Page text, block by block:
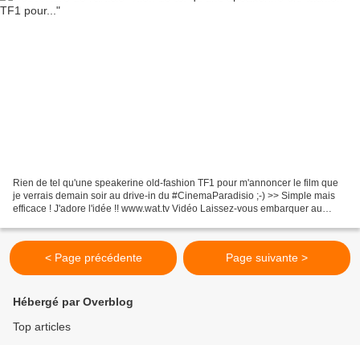
Rien de tel qu'une speakerine old-fashion TF1 pour m'annoncer le film que
je verrais demain soir au drive-in du #CinemaParadisio ;-) >> Simple mais
efficace ! J'adore l'idée !! www.wat.tv Vidéo Laissez-vous embarquer au
< Page précédente Page suivante >
Hébergé par Overblog
Top articles